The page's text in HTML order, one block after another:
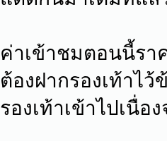
ค่าเข้าชมตอนนี้รา
ต้องฝากรองเท้าไ
รองเท้าเข้าไปเนื่อ